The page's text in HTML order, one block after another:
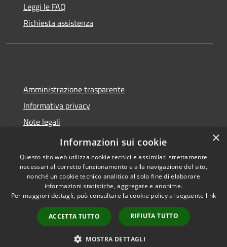
Leggi le FAQ
Richiesta assistenza
Amministrazione trasparente
Informativa privacy
Note legali
Dichiarazione di accessibilità
Accessibilità
Copyright © 2026 • Comune di
Molinella • Powered by
Municipium•
Accesso
redazione
×
Informazioni sui cookie
Questo sito web utilizza cookie tecnici e assimilati strettamente
necessari al corretto funzionamento e alla navigazione del sito,
nonché un cookie tecnico analitico al solo fine di elaborare
informazioni statistiche, aggregate e anonime.
Per maggiori dettagli, può consultare la cookie policy al seguente link
ACCETTA TUTTO RIFIUTA TUTTO
MOSTRA DETTAGLI